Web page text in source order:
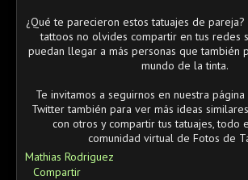
¿Qué te parecieron estos tatuajes de
tattoos no olvides compartir en tus redes
puedan llegar a más personas que también
mundo de la tinta.
Te invitamos a seguirnos en nuestra
Twitter también para ver más ideas
con otros y compartir tus tatuajes, todo
comunidad virtual de Fotos de
Mathias Rodriguez
Compartir